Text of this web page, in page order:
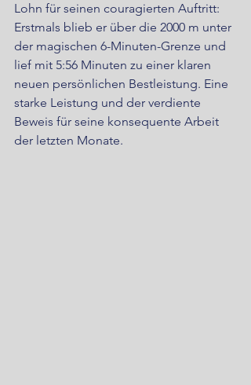
Lohn für seinen couragierten Auftritt:
Erstmals blieb er über die 2000 m unter
der magischen 6-Minuten-Grenze und
lief mit 5:56 Minuten zu einer klaren
neuen persönlichen Bestleistung. Eine
starke Leistung und der verdiente
Beweis für seine konsequente Arbeit
der letzten Monate.